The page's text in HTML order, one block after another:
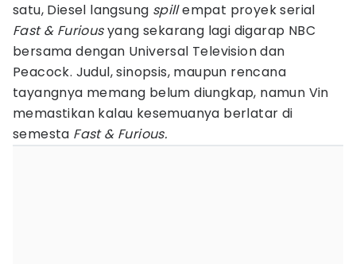
satu, Diesel langsung spillempat proyek serial
Fast & Furiousyang sekarang lagi digarap NBC
bersama dengan Universal Television dan
Peacock. Judul, sinopsis, maupun rencana
tayangnya memang belum diungkap, namun Vin
memastikan kalau kesemuanya berlatar di
semesta Fast & Furious.